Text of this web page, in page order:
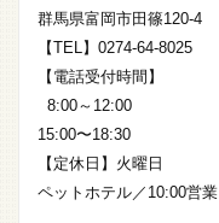
群馬県富岡市田篠120-4
【TEL】0274-64-8025
【電話受付時間】
8:00～12:00
15:00〜18:30
【定休日】火曜日
ペットホテル／10:00営業